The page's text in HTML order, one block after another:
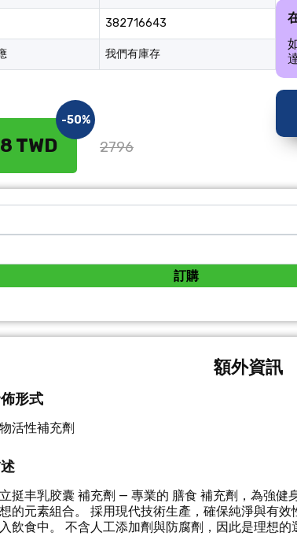
382716643
我們有庫存
TWD
-50%
2796
訂購
額外資訊
形式
活性補充劑
挺丰乳胶囊 補充劑 — 專業的 膳食 補充劑，為強健
的元素組合。 採用現代技術生產，確保純淨與有
飲食中。 不含人工添加劑與防腐劑，因此是理想